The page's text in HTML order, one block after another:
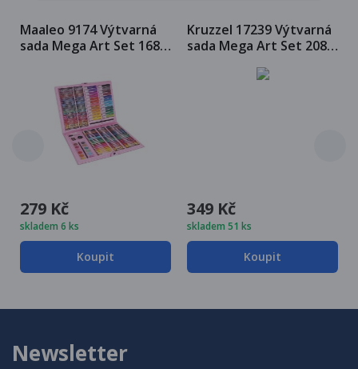
Maaleo 9174 Výtvarná
sada Mega Art Set 168
279 Kč
skladem 6 ks
Koupit
Kruzzel 17239 Výtvarná
sada Mega Art Set 208
349 Kč
skladem 51 ks
Koupit
Newsletter